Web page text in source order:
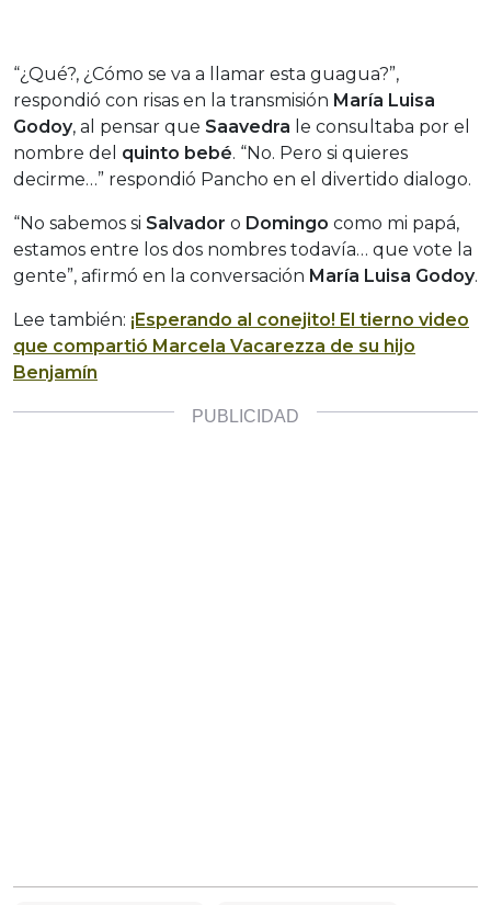
“¿Qué?, ¿Cómo se va a llamar esta guagua?”,
respondió con risas en la transmisión María Luisa
Godoy, al pensar que Saavedra le consultaba por el
nombre del quinto bebé. “No. Pero si quieres
decirme…” respondió Pancho en el divertido dialogo.
“No sabemos si Salvador o Domingo como mi papá,
estamos entre los dos nombres todavía… que vote la
gente”, afirmó en la conversación María Luisa Godoy.
Lee también: ¡Esperando al conejito! El tierno video
que compartió Marcela Vacarezza de su hijo
Benjamín